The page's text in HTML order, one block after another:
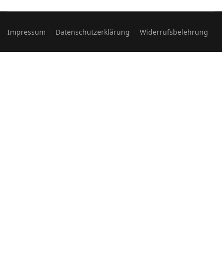
Impressum Datenschutzerklärung Widerrufsbelehrung